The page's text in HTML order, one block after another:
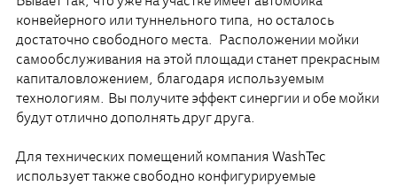
конвейерного или туннельного типа, но осталось
достаточно свободного места. Расположении мойки
самообслуживания на этой площади станет прекрасным
капиталовложением, благодаря используемым
технологиям. Вы получите эффект синергии и обе мойки
будут отлично дополнять друг друга.
Для технических помещений компания WashTec
использует также свободно конфигурируемые